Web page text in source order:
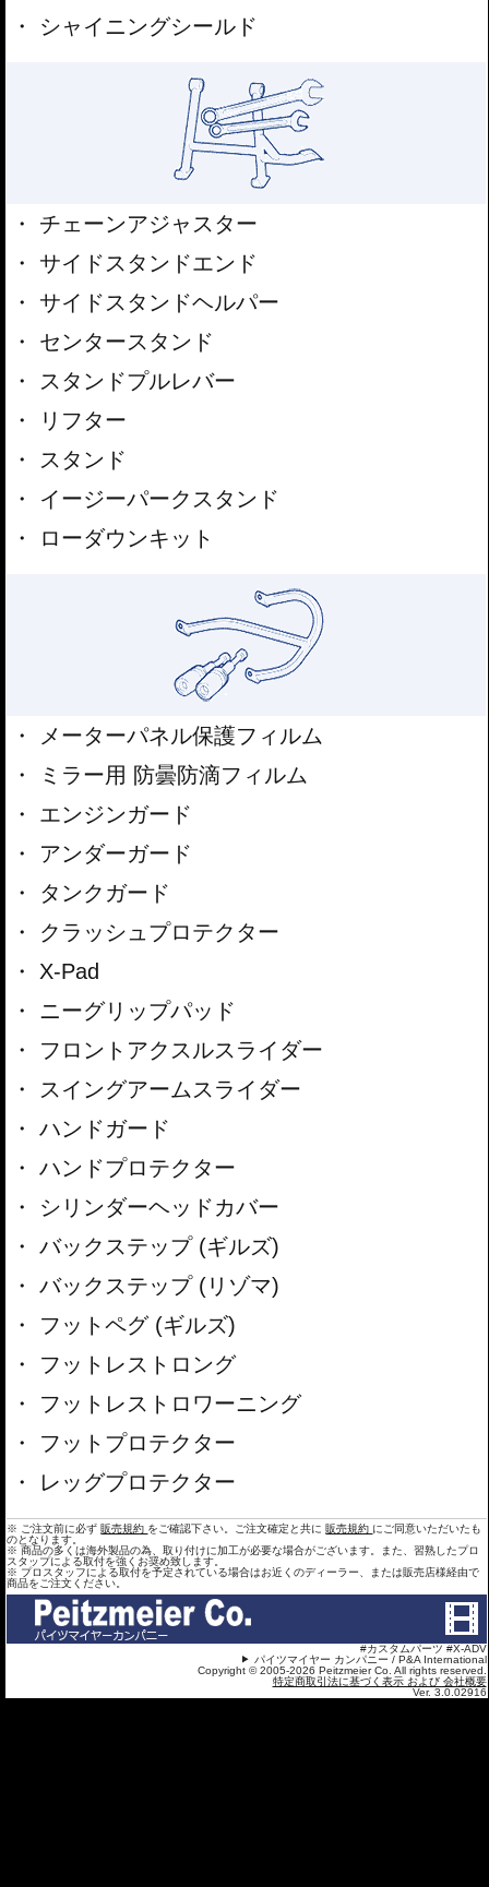
シャイニングシールド
チェーンアジャスター
サイドスタンドエンド
サイドスタンドヘルパー
センタースタンド
スタンドプルレバー
リフター
スタンド
イージーパークスタンド
ローダウンキット
メーターパネル保護フィルム
ミラー用 防曇防滴フィルム
エンジンガード
アンダーガード
タンクガード
クラッシュプロテクター
X-Pad
ニーグリップパッド
フロントアクスルスライダー
スイングアームスライダー
ハンドガード
ハンドプロテクター
シリンダーヘッドカバー
バックステップ (ギルズ)
バックステップ (リゾマ)
フットペグ (ギルズ)
フットレストロング
フットレストロワーニング
フットプロテクター
レッグプロテクター
※ ご注文前に必ず 販売規約 をご確認下さい。ご注文確定と共に 販売規約 にご同意いただいたも
のとなります。
※ 商品の多くは海外製品の為、取り付けに加工が必要な場合がございます。また、習熟したプロ
スタップによる取付を強くお奨め致します。
※ プロスタッフによる取付を予定されている場合はお近くのディーラー、または販売店様経由で
商品をご注文ください。
#カスタムパーツ #X-ADV
パイツマイヤー カンパニー / P&A International
Copyright © 2005-2026 Peitzmeier Co. All rights reserved.
特定商取引法に基づく表示 および 会社概要
Ver. 3.0.02916